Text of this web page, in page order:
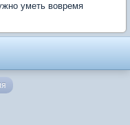
уметь вовремя